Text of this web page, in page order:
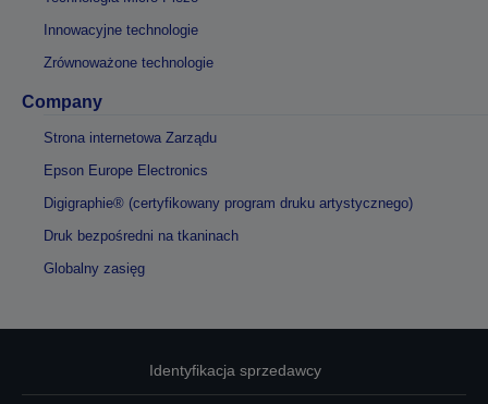
Innowacyjne technologie
Zrównoważone technologie
Company
Strona internetowa Zarządu
Epson Europe Electronics
Digigraphie® (certyfikowany program druku artystycznego)
Druk bezpośredni na tkaninach
Globalny zasięg
Identyfikacja sprzedawcy